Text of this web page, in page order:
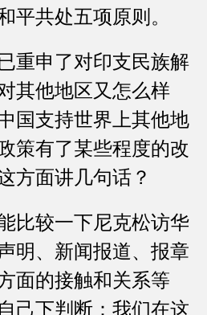
平共处五项原则。
申了对印支民族解
其他地区又怎么样
国支持世界上其他地
策有了某些程度的改
方面讲几句话？
较一下尼克松访华
明、新闻报道、报章
面的接触和关系等
己下判断：我们在这